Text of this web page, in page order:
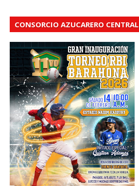
CONSORCIO AZUCARERO CENTRAL